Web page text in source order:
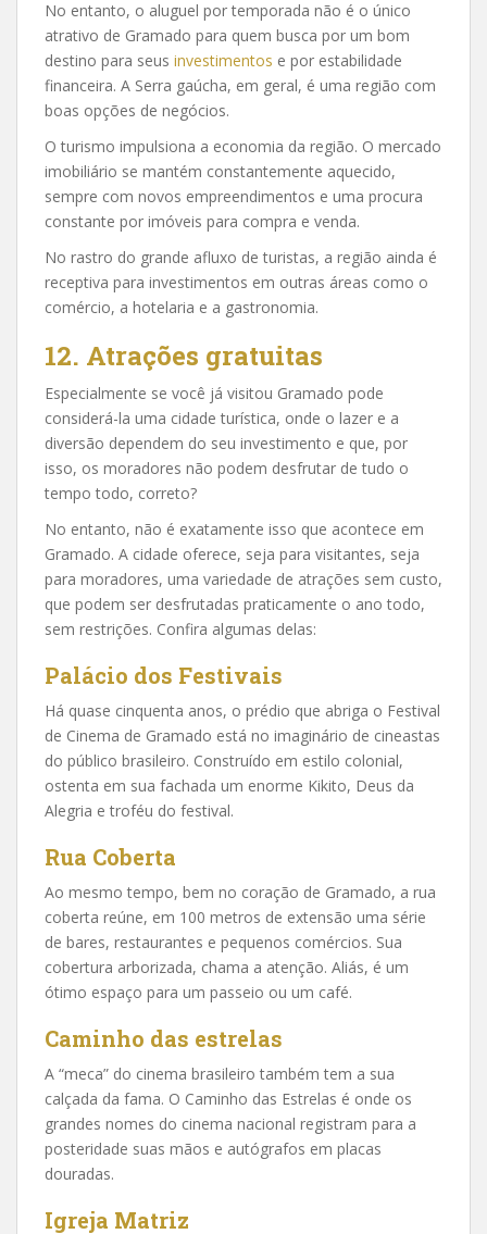
No entanto, o aluguel por temporada não é o único
atrativo de Gramado para quem busca por um bom
destino para seus investimentos e por estabilidade
financeira. A Serra gaúcha, em geral, é uma região com
boas opções de negócios.
O turismo impulsiona a economia da região. O mercado
imobiliário se mantém constantemente aquecido,
sempre com novos empreendimentos e uma procura
constante por imóveis para compra e venda.
No rastro do grande afluxo de turistas, a região ainda é
receptiva para investimentos em outras áreas como o
comércio, a hotelaria e a gastronomia.
12. Atrações gratuitas
Especialmente se você já visitou Gramado pode
considerá-la uma cidade turística, onde o lazer e a
diversão dependem do seu investimento e que, por
isso, os moradores não podem desfrutar de tudo o
tempo todo, correto?
No entanto, não é exatamente isso que acontece em
Gramado. A cidade oferece, seja para visitantes, seja
para moradores, uma variedade de atrações sem custo,
que podem ser desfrutadas praticamente o ano todo,
sem restrições. Confira algumas delas:
Palácio dos Festivais
Há quase cinquenta anos, o prédio que abriga o Festival
de Cinema de Gramado está no imaginário de cineastas
do público brasileiro. Construído em estilo colonial,
ostenta em sua fachada um enorme Kikito, Deus da
Alegria e troféu do festival.
Rua Coberta
Ao mesmo tempo, bem no coração de Gramado, a rua
coberta reúne, em 100 metros de extensão uma série
de bares, restaurantes e pequenos comércios. Sua
cobertura arborizada, chama a atenção. Aliás, é um
ótimo espaço para um passeio ou um café.
Caminho das estrelas
A “meca” do cinema brasileiro também tem a sua
calçada da fama. O Caminho das Estrelas é onde os
grandes nomes do cinema nacional registram para a
posteridade suas mãos e autógrafos em placas
douradas.
Igreja Matriz